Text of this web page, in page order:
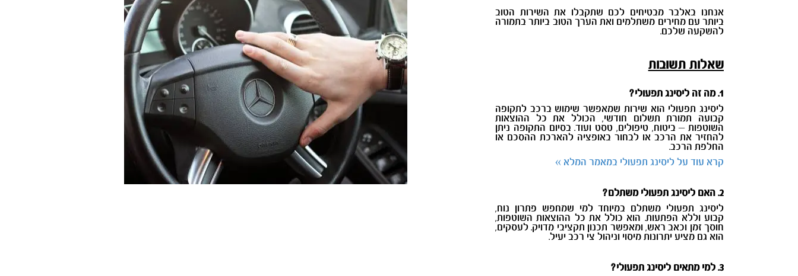
אנחנו באלבר מבטיחים לכם שתקבלו את השירות הטוב
ביותר עם מחירים משתלמים ואת הערך הטוב ביותר בתמורה
להשקעה שלכם.
שאלות תשובות
1. מה זה ליסינג תפעולי?
ליסינג תפעולי הוא שירות שמאפשר שימוש ברכב לתקופה
קבועה תמורת תשלום חודשי, הכולל את כל ההוצאות
השוטפות – ביטוח, טיפולים, טסט ועוד. בסיום התקופה ניתן
להחזיר את הרכב או לבחור באופציה להארכת ההסכם או
החלפת הרכב.
קרא עוד על ליסינג תפעולי במאמר המלא »
2. האם ליסינג תפעולי משתלם?
ליסינג תפעולי משתלם במיוחד למי שמחפש פתרון נוח,
קבוע וללא הפתעות. הוא כולל את כל ההוצאות השוטפות,
חוסך זמן וכאב ראש, ומאפשר תכנון תקציבי מדויק. לעסקים,
הוא גם מציע יתרונות מיסוי וניהול צי רכב יעיל.
3. למי מתאים ליסינג תפעולי?